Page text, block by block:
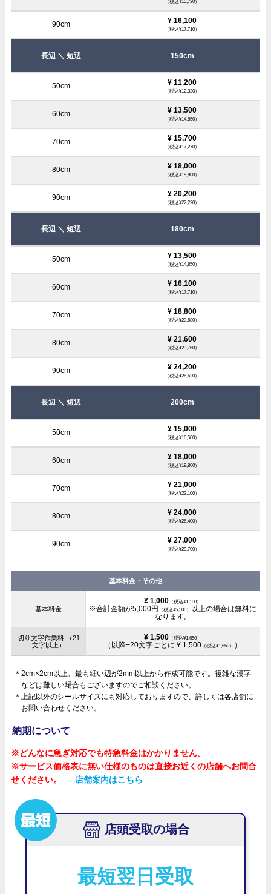
（税込¥15,730）
¥ 16,100
（税込¥17,710）
150cm
¥ 11,200
（税込¥12,320）
¥ 13,500
（税込¥14,850）
¥ 15,700
（税込¥17,270）
¥ 18,000
（税込¥19,800）
¥ 20,200
（税込¥22,220）
180cm
¥ 13,500
（税込¥14,850）
¥ 16,100
（税込¥17,710）
¥ 18,800
（税込¥20,680）
¥ 21,600
（税込¥23,760）
¥ 24,200
（税込¥26,620）
200cm
¥ 15,000
（税込¥16,500）
¥ 18,000
（税込¥19,800）
¥ 21,000
（税込¥23,100）
¥ 24,000
（税込¥26,400）
¥ 27,000
（税込¥29,700）
基本料金・その他
基本料金
¥ 1,000 （税込¥1,100）
※合計金額が5,000円 （税込¥5,500）
以上の場合は無料に
なります。
切り文字作業料 （21
文字以上）
¥ 1,500 （税込¥1,650）
（以降+20文字ごとに ¥ 1,500 （税込¥1,650） ）
＊2cm×2cm以上、最も細い辺が2mm以上から作成可能です。複雑な漢字
などは難しい場合もございますのでご相談ください。
＊上記以外のシールサイズにも対応しておりますので、詳しくは各店舗に
お問い合わせください。
納期について
※どんなに急ぎ対応でも特急料金はかかりません。
※サービス価格表に無い仕様のものは直接お近くの店舗へお問合
せください。
→ 店舗案内はこちら
店頭受取の場合
最短翌日受取